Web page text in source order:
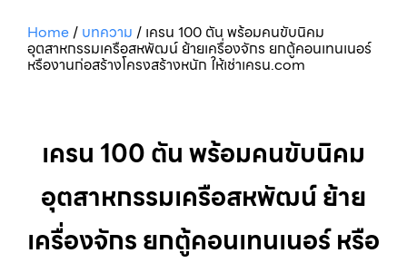
Home/ บทความ / เครน 100 ตัน พร้อมคนขับนิคม
อุตสาหกรรมเครือสหพัฒน์ ย้ายเครื่องจักร ยกตู้คอนเทนเนอร์
หรืองานก่อสร้างโครงสร้างหนัก ให้เช่าเครน.com
เครน 100 ตัน พร้อมคนขับนิคม
อุตสาหกรรมเครือสหพัฒน์ ย้าย
เครื่องจักร ยกตู้คอนเทนเนอร์ หรือ